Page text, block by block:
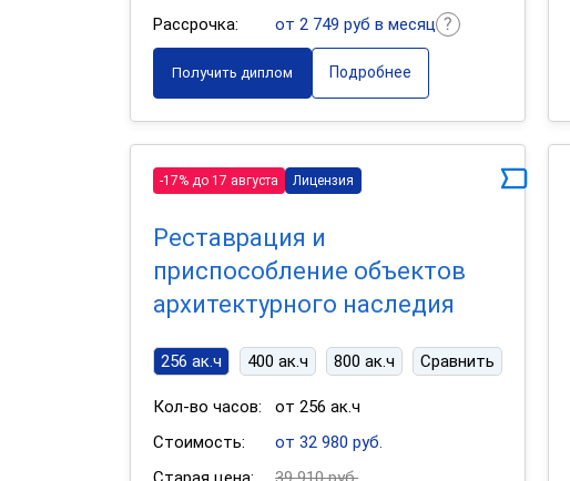
Рассрочка:
от 2 749 руб в месяц
Получить диплом Подробнее
-17% до 17 августа Лицензия
Реставрация и
приспособление объектов
архитектурного наследия
256 ак.ч 400 ак.ч 800 ак.ч Сравнить
Кол-во часов:
от 256 ак.ч
Стоимость:
от 32 980 руб.